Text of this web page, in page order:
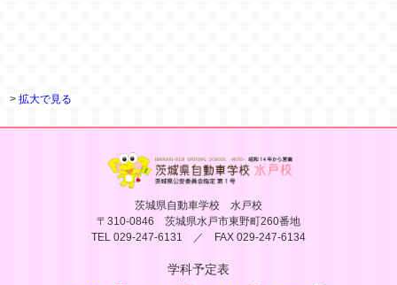
>拡大で見る
茨城県自動車学校 水戸校
〒310-0846 茨城県水戸市東野町260番地
TEL 029-247-6131 ／ FAX 029-247-6134
学科予定表